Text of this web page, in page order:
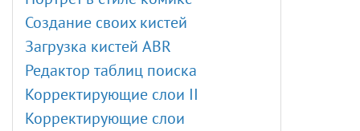
Создание своих кистей
Загрузка кистей ABR
Редактор таблиц поиска
Корректирующие слои II
Корректирующие слои